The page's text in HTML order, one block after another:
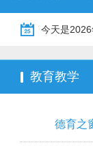
今天是
季“名校优生” …
教育教学
德育之